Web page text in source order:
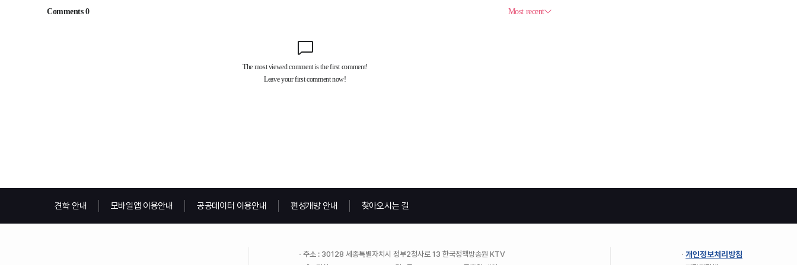
견학 안내 모바일앱 이용안내 공공데이터 이용안내 편성개방 안내 찾아오시는 길
주소 : 30128 세종특별자치시 정부2청사로 13 한국정책방송원 KTV
개인정보처리방침